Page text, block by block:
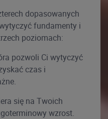
dopasowanych
fundamenty i
poziomach:
pozwoli Ci wytyczyć
czas i
się na Twoich
wzrost.